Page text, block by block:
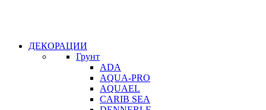
ДЕКОРАЦИИ
Грунт
ADA
AQUA-PRO
AQUAEL
CARIB SEA